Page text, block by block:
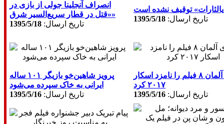
انصراف آنجلینا جولی از بازی در
«قتل در قطار سریع‌السیر شرق»
تاريخ ارسال: 1395/5/18
توقیف نشده است
تاريخ ارسال: 1395/5/18
پرویز شاهین‌خو بازیگر ۱۰۱ ساله
ایرانی به خاک سپرده می‌شود
تاريخ ارسال: 1395/5/16
سینمای آلمان ۸ فیلم را نامزد اسکار
۲۰۱۷ کرد
تاريخ ارسال: 1395/5/16